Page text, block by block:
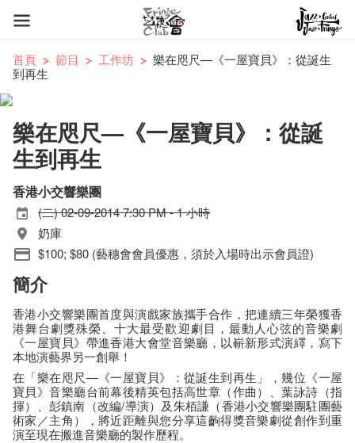
首頁 節目 工作坊
樂在咫尺—《一屋寶貝》：從誕生
到再生
樂在咫尺—《一屋寶貝》：從誕
生到再生
香港小交響樂團
(二) 02-09-2014 7:30 PM - 1 小時
奶庫
$100; $80 (藝穗會會員優惠，須於入場時出示會員證)
簡介
香港小交響樂團首度與演戲家族攜手合作，把連續三年榮獲香
港舞台劇獎殊榮、十大最受歡迎劇目，最動人心弦的音樂劇
《一屋寶貝》帶進香港大會堂音樂廳，以嶄新形式演繹，寫下
本地演藝界另一創舉！
在「樂在咫尺—《一屋寶貝》：從誕生到再生」，幾位《一屋
寶貝》音樂廳台前幕後精英包括高世章（作曲）、葉詠詩（指
揮）、彭鎮南（改編/導演）及朱栢謙（香港小交響樂團駐團藝
術家／主角），將近距離與您分享這齣得獎音樂劇從創作到重
演至現在搬進音樂廳的製作歷程。